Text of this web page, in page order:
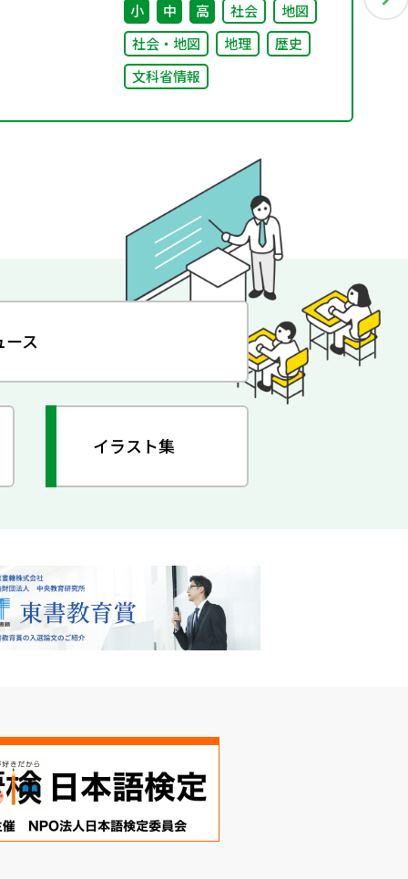
小 中 高 社会
地図
社会・地図
地理
歴史
文科省情報
ース
イラスト集